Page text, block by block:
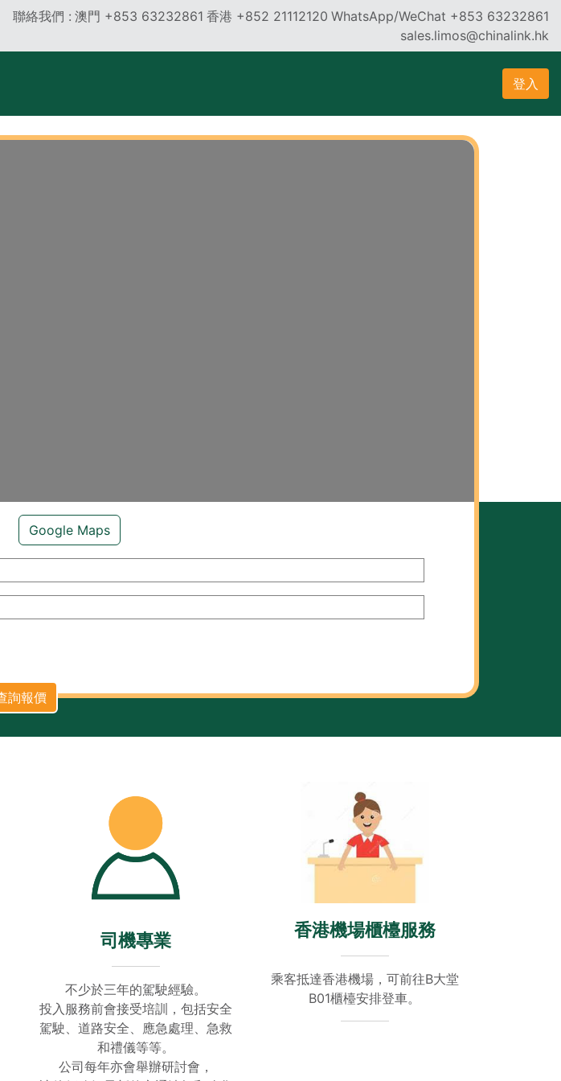
聯絡我們 : 澳門 +853 63232861 香港 +852 21112120 WhatsApp/WeChat +853 63232861
sales.limos@chinalink.hk
登入
Google Maps
司機專業
不少於三年的駕駛經驗。
投入服務前會接受培訓，包括安全
駕駛、道路安全、應急處理、急救
和禮儀等等。
公司每年亦會舉辦研討會，
香港機場櫃檯服務
乘客抵達香港機場，可前往B大堂
B01櫃檯安排登車。